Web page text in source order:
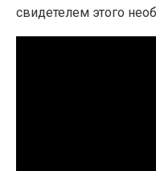
свидетелем этого